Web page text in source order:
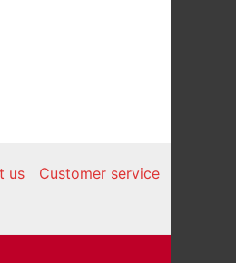
us Customer service